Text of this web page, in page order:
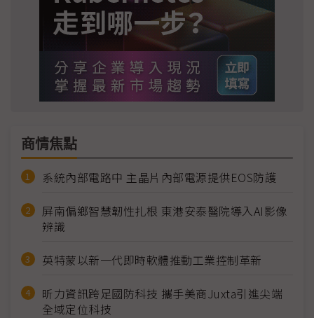
商情焦點
系統內部電路中 主晶片內部電源提供EOS防護
屏南偏鄉智慧韌性扎根 東港安泰醫院導入AI影像
辨識
英特蒙以新一代即時軟體推動工業控制革新
昕力資訊跨足國防科技 攜手美商Juxta引進尖端
全域定位科技